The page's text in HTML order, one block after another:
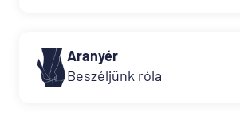
Aranyér
Beszéljünk róla